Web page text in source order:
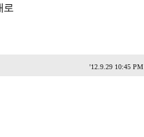
로
'12.9.29 10:45 PM